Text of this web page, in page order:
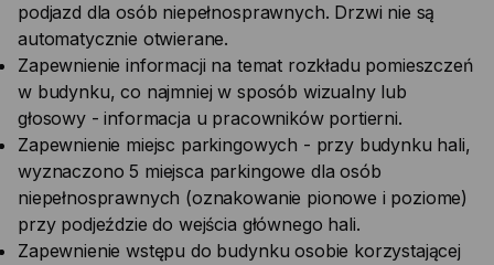
podjazd dla osób niepełnosprawnych. Drzwi nie są
automatycznie otwierane.
Zapewnienie informacji na temat rozkładu pomieszczeń
w budynku, co najmniej w sposób wizualny lub
głosowy - informacja u pracowników portierni.
Zapewnienie miejsc parkingowych - przy budynku hali,
wyznaczono 5 miejsca parkingowe dla osób
niepełnosprawnych (oznakowanie pionowe i poziome)
przy podjeździe do wejścia głównego hali.
Zapewnienie wstępu do budynku osobie korzystającej